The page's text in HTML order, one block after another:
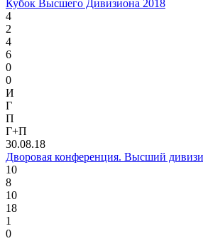
Кубок Высшего Дивизиона 2018
4
2
4
6
0
0
И
Г
П
Г+П
30.08.18
Дворовая конференция. Высший
10
8
10
18
1
0